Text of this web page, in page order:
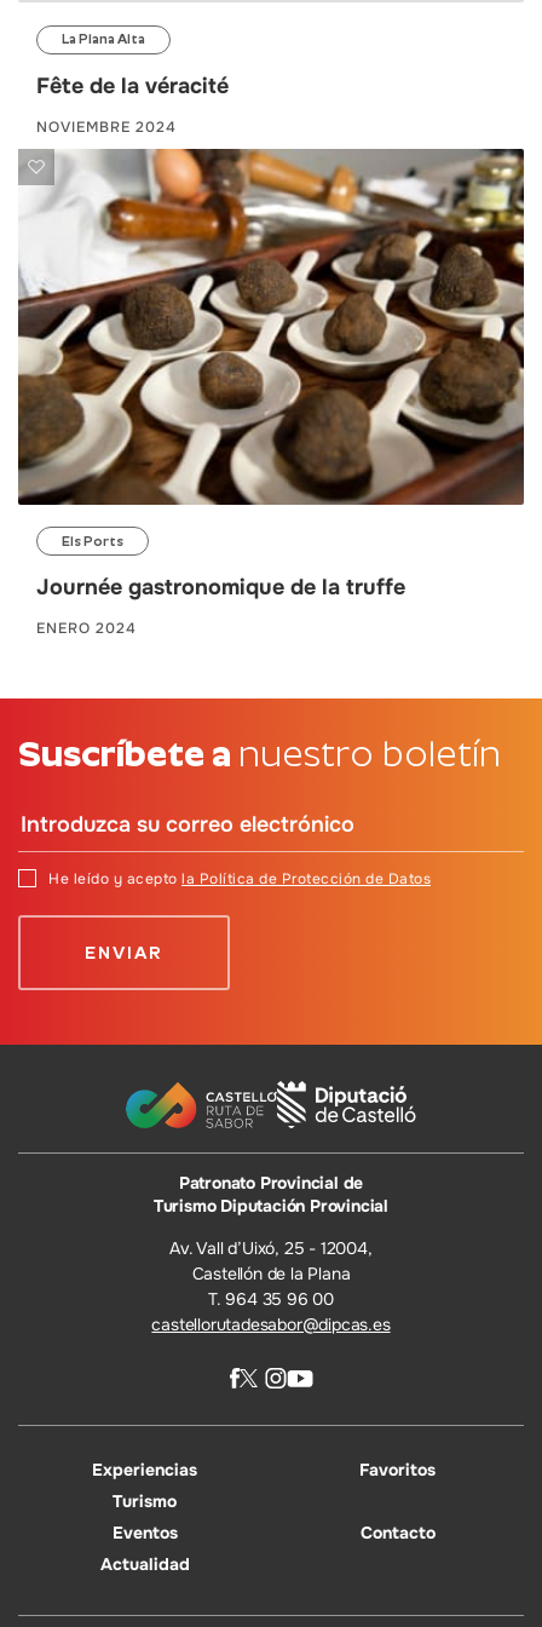
La Plana Alta
Fête de la véracité
NOVIEMBRE 2024
Els Ports
Journée gastronomique de la truffe
ENERO 2024
Suscríbete a nuestro boletín
He leído y acepto la Política de Protección de Datos
Patronato Provincial de
Turismo Diputación Provincial
Av. Vall d’Uixó, 25 - 12004,
Castellón de la Plana
T. 964 35 96 00
castellorutadesabor@dipcas.es
Experiencias
Turismo
Eventos
Actualidad
Favoritos
Contacto